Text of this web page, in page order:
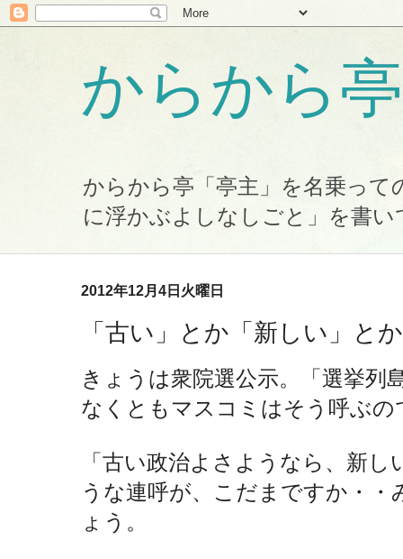
からから
からから亭「亭主」を名乗っ
に浮かぶよしなしごと」を書い
2012年12月4日火曜日
「古い」とか「新しい」と
きょうは衆院選公示。「選挙列
なくともマスコミはそう呼ぶの
「古い政治よさようなら、新
うな連呼が、こだまですか・
ょう。